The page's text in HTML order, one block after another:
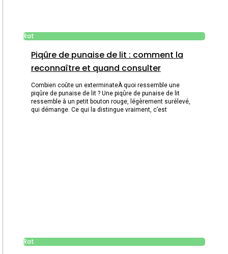
Rat
Piqûre de punaise de lit : comment la
reconnaître et quand consulter
Combien coûte un exterminateÀ quoi ressemble une
piqûre de punaise de lit ? Une piqûre de punaise de lit
ressemble à un petit bouton rouge, légèrement surélevé,
qui démange. Ce qui la distingue vraiment, c’est
Rat